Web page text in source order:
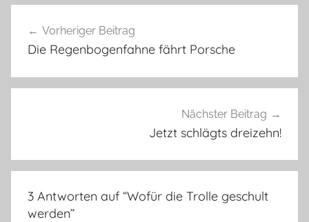
Vorheriger Beitrag
Die Regenbogenfahne fährt Porsche
Nächster Beitrag
Jetzt schlägts dreizehn!
3 Antworten auf “Wofür die Trolle geschult
werden”